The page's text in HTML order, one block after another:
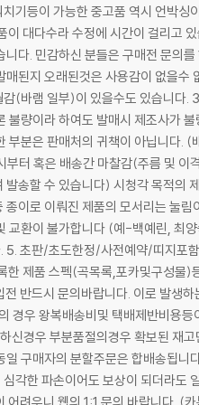
기등이 가능한 중고품 역시 언박
대다수라 수정에 시간이 걸리고
다. 민감하신 분들은 구매전 문의
된지 오래된것은 사용감이 없을
(바램 일부)이 있을수도 있습니다
불량이라 하여도 발매시 제조사가
부분은 판매처의 귀책이 아닙니다.
터 혹은 배송간 마찰감(주름 및
송할 수 있습니다) 시청각 목적의
이로 이뤄진 제품의 모서리는 눌
교환이 불가합니다 (예-백예린, 최
5. 초판/초도한정/사전예약/띠지
제품 스펙(곡목록,포카및구성
반드시 문의바랍니다. 이로 발생
경우 왕복배송비및 택배제반비용
경우 부분품절의경우 확보된 재
구매자의 분할주문은 합배송됩
각한 파손이어도 보상이 되더라